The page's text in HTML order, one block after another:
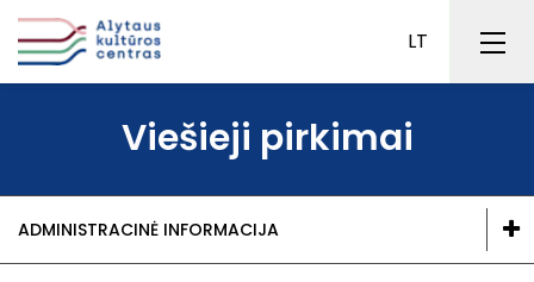
Administracinė informacija
Vizualinis identitetas
Medvilnės kultūros rūmai
Viešieji pirkimai
ADMINISTRACINĖ INFORMACIJA